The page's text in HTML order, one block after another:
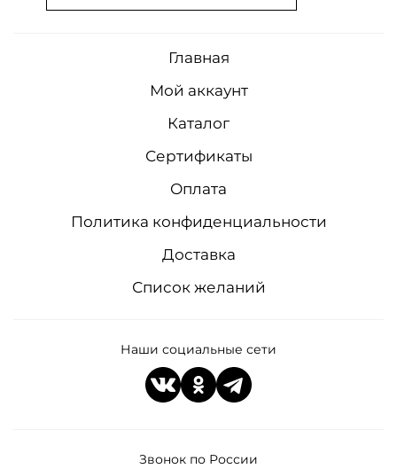
Звонок по России
Главная
Мой аккаунт
Каталог
Сертификаты
Оплата
Политика конфиденциальности
Доставка
Список желаний
Наши социальные сети